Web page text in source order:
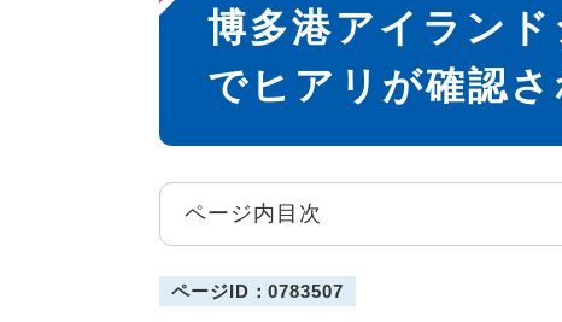
文
博多港アイラン
でヒアリが確認さ
ページ内目次
ページID：0783507